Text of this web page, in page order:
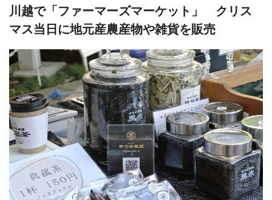
川越で「ファーマーズマーケット」 クリス
マス当日に地元産農産物や雑貨を販売